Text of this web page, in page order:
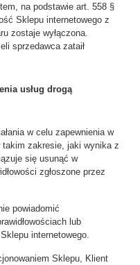
na podstawie art. 558 §
Sklepu internetowego z
zostaje wyłączona.
sprzedawca zataił
usług drogą
w celu zapewnienia w
takim zakresie, jaki wynika z
się usunąć w
zgłoszone przez
powiadomić
lub
internetowego.
Sklepu, Klient